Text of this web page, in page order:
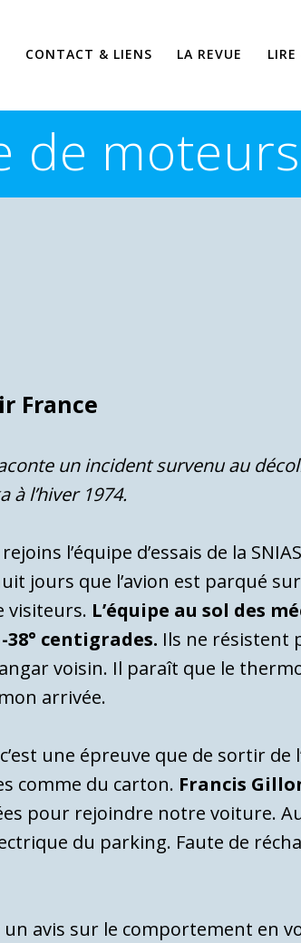
CONTACT & LIENS LA REVUE
de
France
un incident survenu au
l’hiver 1974.
l’équipe d’essais de la
jours que l’avion est parqué
visiteurs. L’équipe au sol des
centigrades. Ils ne résistent
voisin. Il paraît que le
arrivée.
une épreuve que de sortir
comme du carton. Francis
pour rejoindre notre voiture.
du parking. Faute de
avis sur le comportement en